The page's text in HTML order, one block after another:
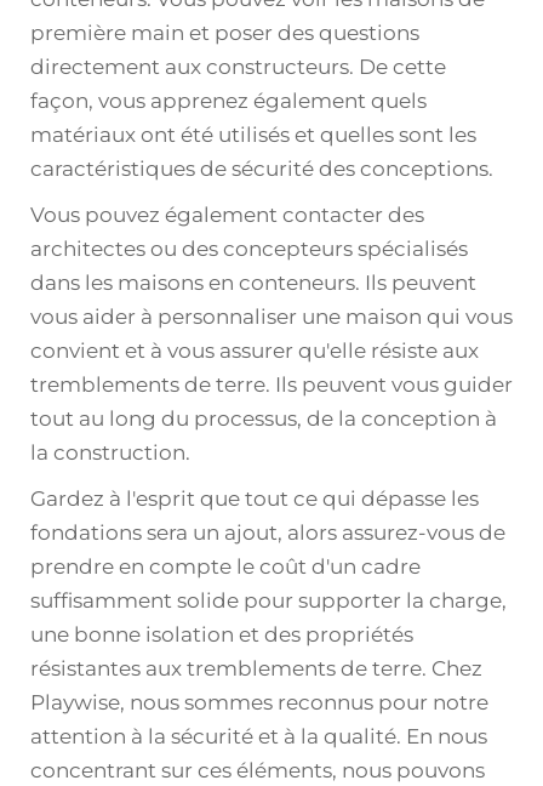
première main et poser des questions
directement aux constructeurs. De cette
façon, vous apprenez également quels
matériaux ont été utilisés et quelles sont les
caractéristiques de sécurité des conceptions.
Vous pouvez également contacter des
architectes ou des concepteurs spécialisés
dans les maisons en conteneurs. Ils peuvent
vous aider à personnaliser une maison qui vous
convient et à vous assurer qu'elle résiste aux
tremblements de terre. Ils peuvent vous guider
tout au long du processus, de la conception à
la construction.
Gardez à l'esprit que tout ce qui dépasse les
fondations sera un ajout, alors assurez-vous de
prendre en compte le coût d'un cadre
suffisamment solide pour supporter la charge,
une bonne isolation et des propriétés
résistantes aux tremblements de terre. Chez
Playwise, nous sommes reconnus pour notre
attention à la sécurité et à la qualité. En nous
concentrant sur ces éléments, nous pouvons